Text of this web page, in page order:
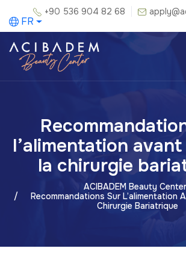
+90 536 904 82 68
FR
l’alimentation
la chirurgie
ACIBADEM Beauty Center
Recommandations Sur L’alimentation
Chirurgie Bariatrique